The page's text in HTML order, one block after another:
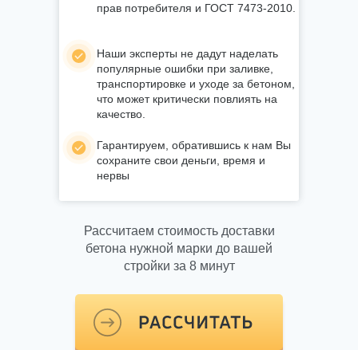
прав потребителя и ГОСТ 7473-2010.
Наши эксперты не дадут наделать
популярные ошибки при заливке,
транспортировке и уходе за бетоном,
что может критически повлиять на
качество.
Гарантируем, обратившись к нам Вы
сохраните свои деньги, время и
нервы
Рассчитаем стоимость доставки
бетона нужной марки до вашей
стройки за 8 минут